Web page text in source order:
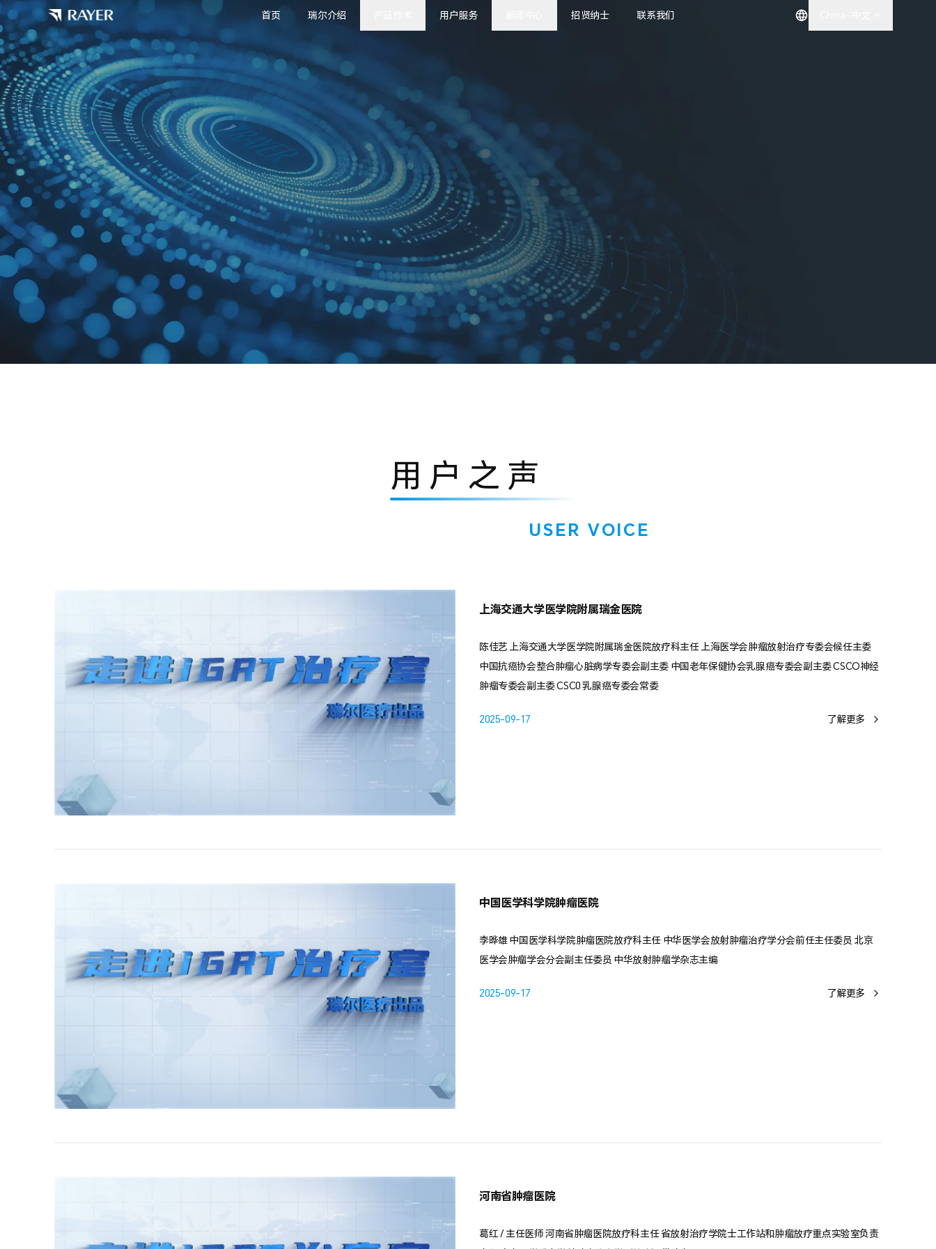
首页 瑞尔介绍
立体定向放疗设备
精准引导定位解决方案
用户服务 招贤纳士 联系我们
USER VOICE
用户之声
上海交通大学医学院附属瑞金医院
陈佳艺 上海交通大学医学院附属瑞金医院放疗科主任 上海医学会肿瘤放射治疗专委会候任主委
中国抗癌协会整合肿瘤心脏病学专委会副主委 中国老年保健协会乳腺癌专委会副主委 CSCO神经
肿瘤专委会副主委 CSC0 乳腺癌专委会常委
2025-09-17 了解更多
中国医学科学院肿瘤医院
李晔雄 中国医学科学院肿瘤医院放疗科主任 中华医学会放射肿瘤治疗学分会前任主任委员 北京
医学会肿瘤学会分会副主任委员 中华放射肿瘤学杂志主编
2025-09-17 了解更多
河南省肿瘤医院
葛红 / 主任医师 河南省肿瘤医院放疗科主任 省放射治疗学院士工作站和肿瘤放疗重点实验室负责